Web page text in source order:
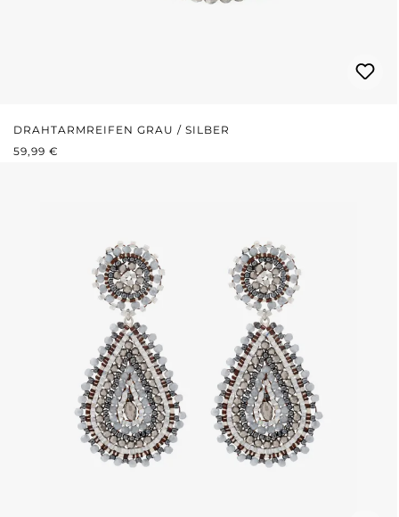
DRAHTARMREIFEN GRAU / SILBER
REGULÄRER PREIS:
59,99 €